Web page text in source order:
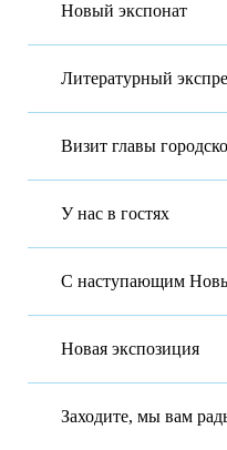
Новый экспонат
Литературный
Визит главы
У нас в гостях
С наступающим
Новая экспозиция
Заходите, мы вам